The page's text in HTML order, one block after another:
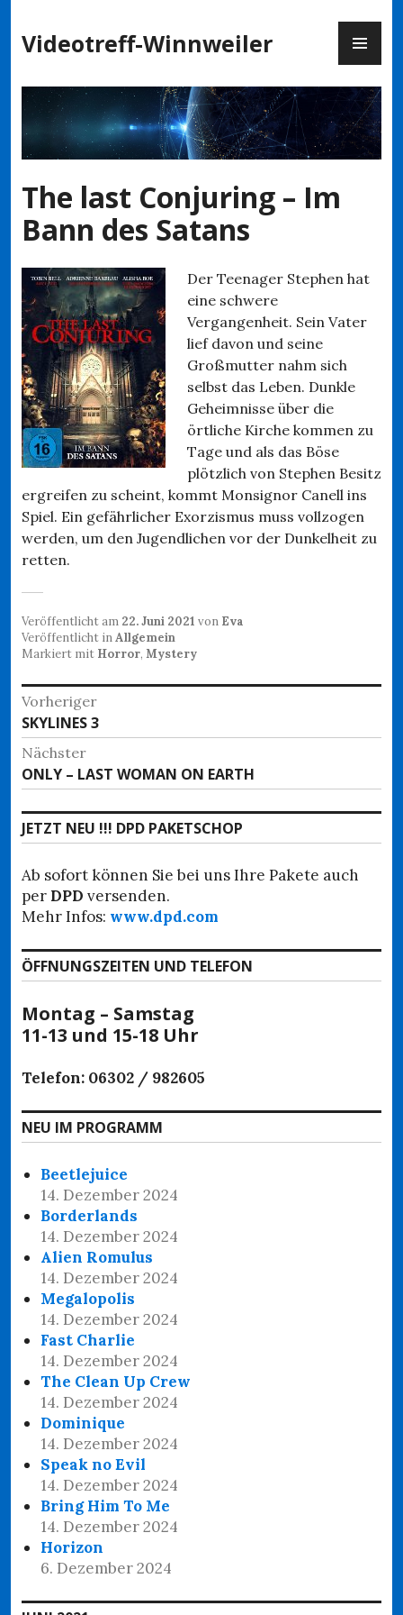
Inhalt
springen
Videotreff-Winnweiler
The last Conjuring – Im
Bann des Satans
Der Teenager Stephen hat
eine schwere
Vergangenheit. Sein Vater
lief davon und seine
Großmutter nahm sich
selbst das Leben. Dunkle
Geheimnisse über die
örtliche Kirche kommen zu
Tage und als das Böse
plötzlich von Stephen Besitz
ergreifen zu scheint, kommt Monsignor Canell ins
Spiel. Ein gefährlicher Exorzismus muss vollzogen
werden, um den Jugendlichen vor der Dunkelheit zu
retten.
Veröffentlicht am 22. Juni 2021 von Eva
Veröffentlicht inAllgemein
Markiert mit Horror, Mystery
Beitragsnavigation
Vorheriger
Vorheriger
Beitrag:
SKYLINES 3
Nächster
Nächster
Beitrag:
ONLY – LAST WOMAN ON EARTH
JETZT NEU !!! DPD PAKETSCHOP
Ab sofort können Sie bei uns Ihre Pakete auch
per DPD versenden.
Mehr Infos: www.dpd.com
ÖFFNUNGSZEITEN UND TELEFON
Montag – Samstag
11-13 und 15-18 Uhr
Telefon: 06302 / 982605
NEU IM PROGRAMM
Beetlejuice
14. Dezember 2024
Borderlands
14. Dezember 2024
Alien Romulus
14. Dezember 2024
Megalopolis
14. Dezember 2024
Fast Charlie
14. Dezember 2024
The Clean Up Crew
14. Dezember 2024
Dominique
14. Dezember 2024
Speak no Evil
14. Dezember 2024
Bring Him To Me
14. Dezember 2024
Horizon
6. Dezember 2024